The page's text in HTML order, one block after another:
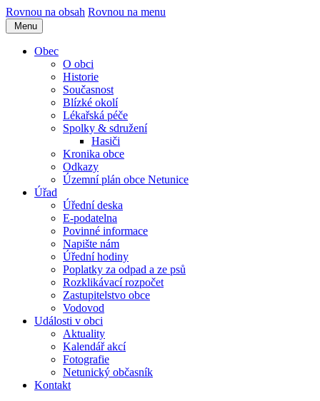
Rovnou na obsah Rovnou na menu
Menu
Obec
O obci
Historie
Současnost
Blízké okolí
Lékařská péče
Spolky & sdružení
Hasiči
Kronika obce
Odkazy
Územní plán obce Netunice
Úřad
Úřední deska
E-podatelna
Povinné informace
Napište nám
Úřední hodiny
Poplatky za odpad a ze psů
Rozklikávací rozpočet
Zastupitelstvo obce
Vodovod
Události v obci
Aktuality
Kalendář akcí
Fotografie
Netunický občasník
Kontakt